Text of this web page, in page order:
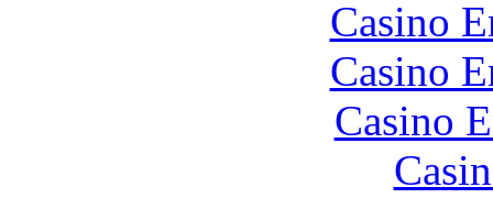
Casino
Casino
Casino